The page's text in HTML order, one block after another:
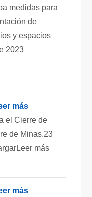
medidas para
de
y espacios
2023
más
el Cierre de
de Minas.23
más
más